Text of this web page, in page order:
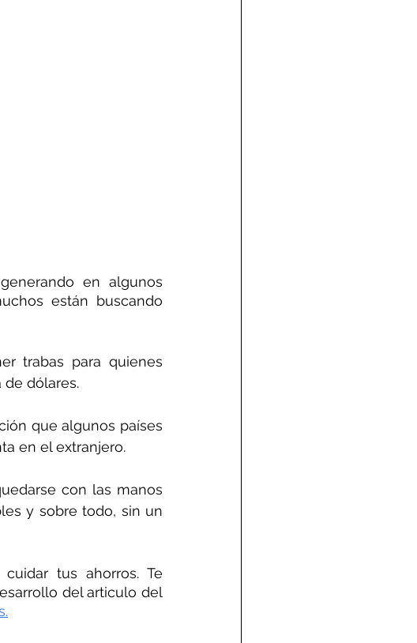
en algunos
están buscando
trabas para quienes
de dólares.
que algunos países
en el extranjero.
con las manos
y sobre todo, sin un
tus ahorros. Te
del articulo del